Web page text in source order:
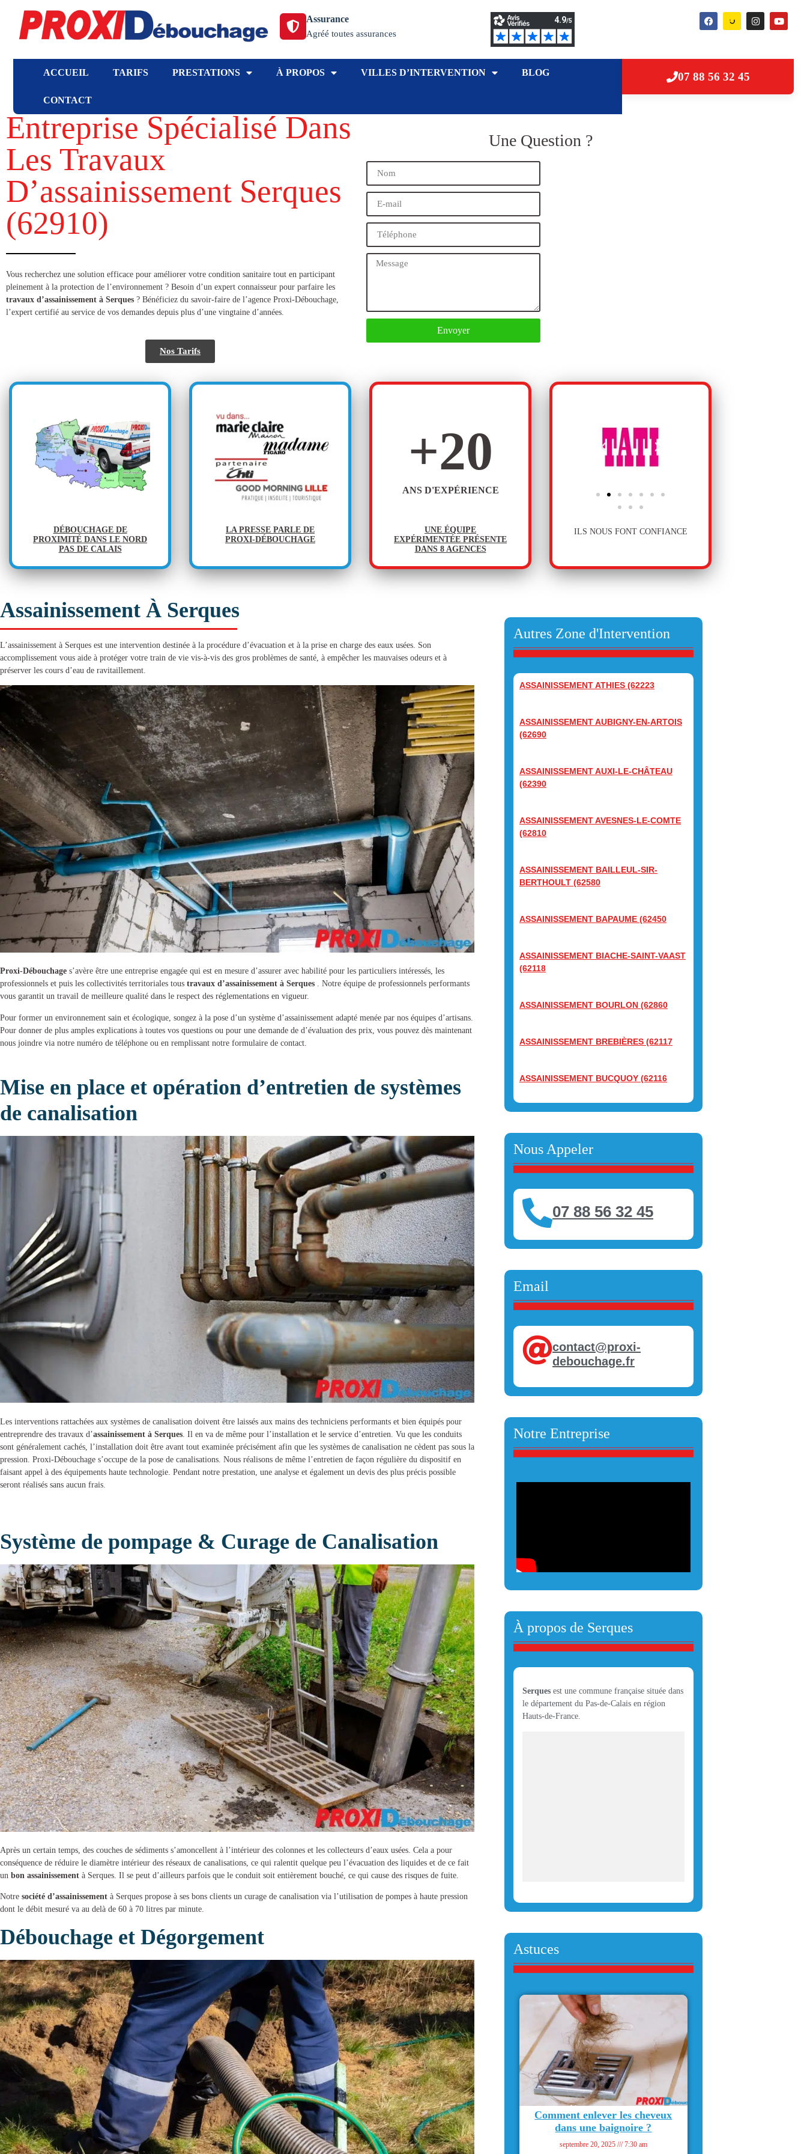
Assurance
Agréé toutes assurances
ACCUEIL TARIFS PRESTATIONS À PROPOS VILLES D’INTERVENTION BLOG
CONTACT
07 88 56 32 45
Entreprise Spécialisé Dans
Les Travaux
D’assainissement Serques
(62910​)
​​Vous recherchez une solution efficace pour améliorer votre condition sanitaire tout en participant
pleinement à la protection de l’environnement ? Besoin d’un expert connaisseur pour parfaire les
travaux d’assainissement à Serques ? Bénéficiez du savoir-faire de l’agence Proxi-Débouchage,
l’expert certifié au service de vos demandes depuis plus d’une vingtaine d’années.
Nos Tarifs
Une Question ?
Envoyer
DÉBOUCHAGE DE
PROXIMITÉ DANS LE NORD
PAS DE CALAIS
LA PRESSE PARLE DE
PROXI-DÉBOUCHAGE
ANS D'EXPÉRIENCE
+20
UNE ÉQUIPE
EXPÉRIMENTÉE PRÉSENTE
DANS 8 AGENCES
ILS NOUS FONT CONFIANCE
Assainissement À Serques
L’assainissement à Serques est une intervention destinée à la procédure d’évacuation et à la prise en charge des eaux usées. Son
accomplissement vous aide à protéger votre train de vie vis-à-vis des gros problèmes de santé, à empêcher les mauvaises odeurs et à
préserver les cours d’eau de ravitaillement.
Proxi-Débouchage s’avère être une entreprise engagée qui est en mesure d’assurer avec habilité pour les particuliers intéressés, les
professionnels et puis les collectivités territoriales tous travaux d’assainissement à Serques . Notre équipe de professionnels performants
vous garantit un travail de meilleure qualité dans le respect des réglementations en vigueur.
Pour former un environnement sain et écologique, songez à la pose d’un système d’assainissement adapté menée par nos équipes d’artisans.
Pour donner de plus amples explications à toutes vos questions ou pour une demande de d’évaluation des prix, vous pouvez dès maintenant
nous joindre via notre numéro de téléphone ou en remplissant notre formulaire de contact.
Mise en place et opération d’entretien de systèmes
de canalisation
Les interventions rattachées aux systèmes de canalisation doivent être laissés aux mains des techniciens performants et bien équipés pour
entreprendre des travaux d’assainissement à Serques . Il en va de même pour l’installation et le service d’entretien. Vu que les conduits
sont généralement cachés, l’installation doit être avant tout examinée précisément afin que les systèmes de canalisation ne cèdent pas sous la
pression. Proxi-Débouchage s’occupe de la pose de canalisations . Nous réalisons de même l’entretien de façon régulière du dispositif en
faisant appel à des équipements haute technologie. Pendant notre prestation, une analyse et également un devis des plus précis possible
seront réalisés sans aucun frais.
Système de pompage & Curage de Canalisation
Après un certain temps, des couches de sédiments s’amoncellent à l’intérieur des colonnes et les collecteurs d’eaux usées. Cela a pour
conséquence de réduire le diamètre intérieur des réseaux de canalisations, ce qui ralentit quelque peu l’évacuation des liquides et de ce fait
un bon assainissement à Serques . Il se peut d’ailleurs parfois que le conduit soit entièrement bouché, ce qui cause des risques de fuite.
Notre société d’assainissement à Serques propose à ses bons clients un curage de canalisation via l’utilisation de pompes à haute pression
dont le débit mesuré va au delà de 60 à 70 litres par minute.
Débouchage et Dégorgement
Autres Zone d'Intervention
ASSAINISSEMENT ATHIES (62223
ASSAINISSEMENT AUBIGNY-EN-ARTOIS
(62690
ASSAINISSEMENT AUXI-LE-CHÂTEAU
(62390
ASSAINISSEMENT AVESNES-LE-COMTE
(62810
ASSAINISSEMENT BAILLEUL-SIR-
BERTHOULT (62580
ASSAINISSEMENT BAPAUME (62450
ASSAINISSEMENT BIACHE-SAINT-VAAST
(62118
ASSAINISSEMENT BOURLON (62860
ASSAINISSEMENT BREBIÈRES (62117
ASSAINISSEMENT BUCQUOY (62116
Nous Appeler
07 88 56 32 45
Email
contact@proxi-
debouchage.fr
Notre Entreprise
À propos de Serques
Serquesest une commune française située dans
le département du Pas-de-Calais en région
Hauts-de-France.
Astuces
Comment enlever les cheveux
dans une baignoire ?
septembre 20, 2025 7:30 am